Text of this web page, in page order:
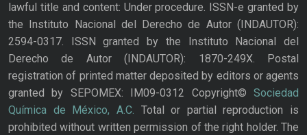
lawful title and content: Under procedure. ISSN-e granted by
the Instituto Nacional del Derecho de Autor (INDAUTOR):
2594-0317. ISSN granted by the Instituto Nacional del
Derecho de Autor (INDAUTOR): 1870-249X. Postal
registration of printed matter deposited by editors or agents
granted by SEPOMEX: IM09-0312 Copyright© Sociedad
Química de México, A.C. Total or partial reproduction is
prohibited without written permission of the right holder. The